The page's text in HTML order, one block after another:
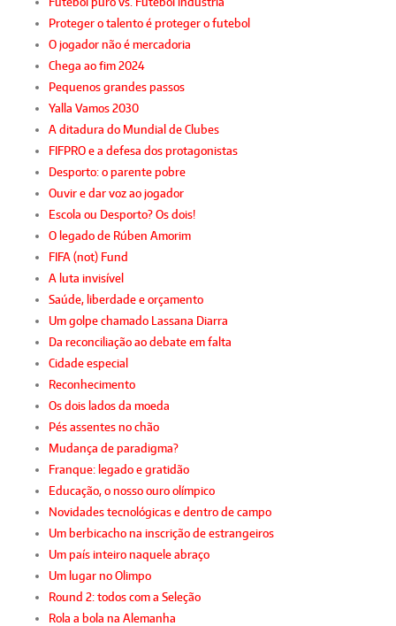
Proteger o talento é proteger o futebol
O jogador não é mercadoria
Chega ao fim 2024
Pequenos grandes passos
Yalla Vamos 2030
A ditadura do Mundial de Clubes
FIFPRO e a defesa dos protagonistas
Desporto: o parente pobre
Ouvir e dar voz ao jogador
Escola ou Desporto? Os dois!
O legado de Rúben Amorim
FIFA (not) Fund
A luta invisível
Saúde, liberdade e orçamento
Um golpe chamado Lassana Diarra
Da reconciliação ao debate em falta
Cidade especial
Reconhecimento
Os dois lados da moeda
Pés assentes no chão
Mudança de paradigma?
Franque: legado e gratidão
Educação, o nosso ouro olímpico
Novidades tecnológicas e dentro de campo
Um berbicacho na inscrição de estrangeiros
Um país inteiro naquele abraço
Um lugar no Olimpo
Round 2: todos com a Seleção
Rola a bola na Alemanha